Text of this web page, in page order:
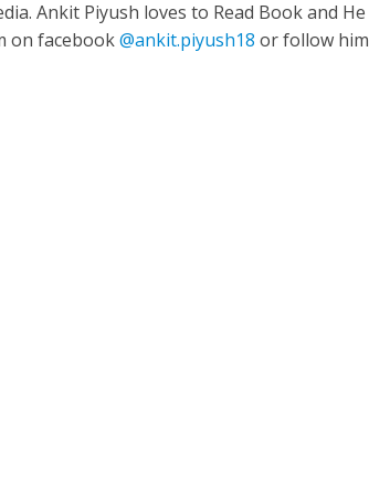
धमाल
Ankit Piyush loves to Read Book and He
on facebook@ankit.piyush18 or follow him